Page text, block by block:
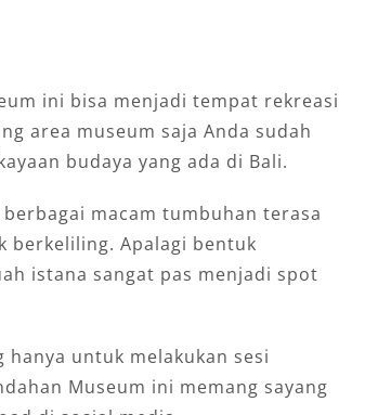
ini bisa menjadi tempat rekreasi
area museum saja Anda sudah
budaya yang ada di Bali.
macam tumbuhan terasa
berkeliling. Apalagi bentuk
istana sangat pas menjadi spot
untuk melakukan sesi
Museum ini memang sayang